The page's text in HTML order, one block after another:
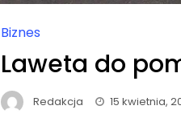
Biznes
Laweta do
Redakcja 15 kwietnia,